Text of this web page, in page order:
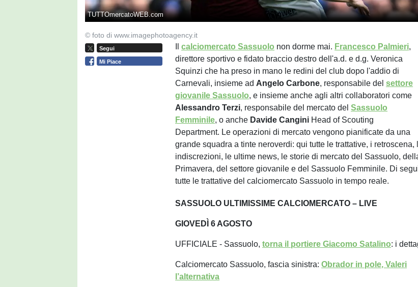
TUTTOmercatoWEB.com
© foto di www.imagephotoagency.it
Segui
Mi Piace
Ilcalciomercato Sassuolo non dorme mai. Francesco Palmieri,
direttore sportivo e fidato braccio destro dell'a.d. e d.g. Veronica
Squinzi che ha preso in mano le redini del club dopo l'addio di
Carnevali, insieme ad Angelo Carbone, responsabile delsettore
giovanile Sassuolo, e insieme anche agli altri collaboratori come
Alessandro Terzi, responsabile del mercato delSassuolo
Femminile, o anche Davide Cangini Head of Scouting
Department. Le operazioni di mercato vengono pianificate da una
grande squadra a tinte neroverdi: qui tutte le trattative, i retroscena,
indiscrezioni, le ultime news, le storie di mercato del Sassuolo,
Primavera, del settore giovanile e del Sassuolo Femminile. Di
tutte le trattative del calciomercato Sassuolo in tempo reale.
SASSUOLO ULTIMISSIME CALCIOMERCATO – LIVE
GIOVEDÌ 6 AGOSTO
UFFICIALE - Sassuolo,torna il portiere Giacomo Satalino: i
Calciomercato Sassuolo, fascia sinistra:Obrador in pole, Valeri
l’alternativa